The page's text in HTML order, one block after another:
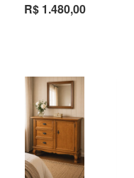
R$ 1.480,00